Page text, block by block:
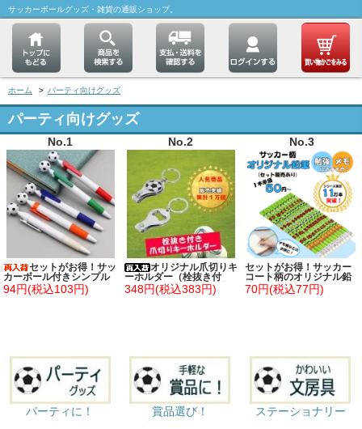
サッカーボールグッズ・雑貨の通販ショップ。
ホーム > パーティ向けグッズ
パーティ向けグッズ
No.1
セットがお得！サッ
カーボール付きシンプル
ボールペン 単価７８円～
94円(税込103円)
No.2
オリジナル爪切りキ
ーホルダー（栓抜き付
き） サッカーボール柄
348円(税込383円)
No.3
セットがお得！サッカー
コート柄のオリジナル鉛
筆(New) 単価５０円～
70円(税込77円)
パーティに！ 賞品選び！ ステーショナリー